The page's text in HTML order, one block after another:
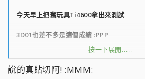
今天早上把舊玩具Ti4600拿出來測試
3D01也差不多是這個成績 :PPP:
又掀起換卡的慾望了 :SSS:
狂兄 ,你的測試真的會讓人有敗家的衝動 :OO:
按一下展開……
說的真貼切阿! :MMM: